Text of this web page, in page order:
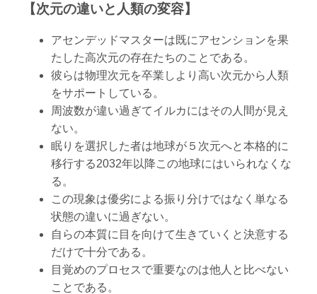
【次元の違いと人類の変容】
アセンデッドマスターは既にアセンションを果
たした高次元の存在たちのことである。
彼らは物理次元を卒業しより高い次元から人類
をサポートしている。
周波数が違い過ぎてイルカにはその人間が見え
ない。
眠りを選択した者は地球が５次元へと本格的に
移行する2032年以降この地球にはいられなくな
る。
この現象は優劣による振り分けではなく単なる
状態の違いに過ぎない。
自らの本質に目を向けて生きていくと決意する
だけで十分である。
目覚めのプロセスで重要なのは他人と比べない
ことである。